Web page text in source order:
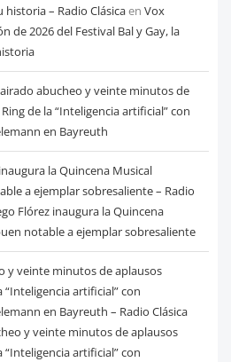
– Radio Clásicaen Vox
de 2026 del Festival Bal y Gay, la
abucheo y veinte minutos de
de la “Inteligencia artificial” con
en Bayreuth
la Quincena Musical
a ejemplar sobresaliente – Radio
Flórez inaugura la Quincena
notable a ejemplar sobresaliente
y veinte minutos de aplausos
artificial” con
en Bayreuth – Radio Clásica
y veinte minutos de aplausos
artificial” con